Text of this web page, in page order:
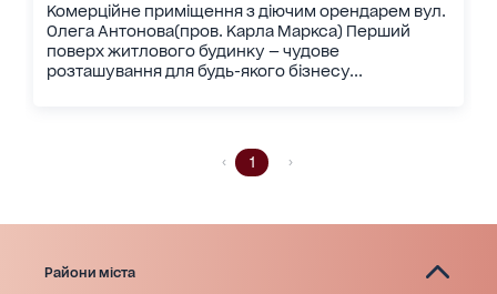
Комерційне приміщення з діючим орендарем вул.
Олега Антонова(пров. Карла Маркса) Перший
поверх житлового будинку — чудове
розташування для будь-якого бізнесу...
1
Райони міста